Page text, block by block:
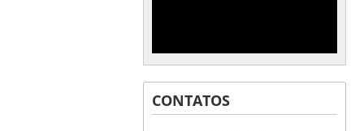
CONTATOS